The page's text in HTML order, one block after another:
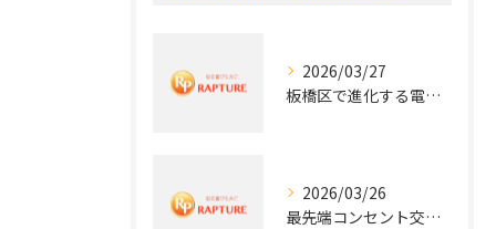
2026/03/27
板橋区で進化する電気工事と最新コンセント交換技術
2026/03/26
最先端コンセント交換で快適な生活を実現する電気工事の技術